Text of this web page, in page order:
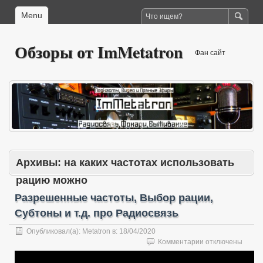
Menu
Обзоры от ImMetatron Фан сайт
Архивы: на каких частотах использовать
рацию можно
Разрешенные частоты, Выбор рации,
Субтоны и т.д. про Радиосвязь
Опубликовал(а): Metatron в: 18/04/2020
Комментарии к
записи
отключены